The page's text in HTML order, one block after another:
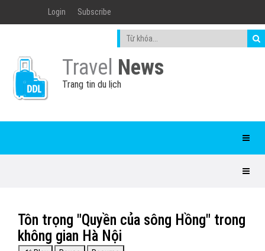
Login Subscribe
Travel News
Trang tin du lịch
Tôn trọng "Quyền của sông Hồng" trong
không gian Hà Nội